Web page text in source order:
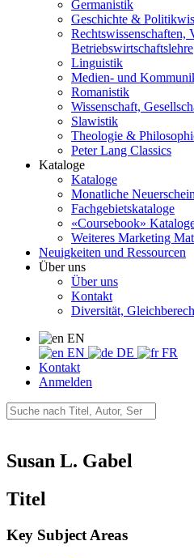
Germanistik
Geschichte &
Rechtswissenschaften,
Betriebswirtschaftslehre
Linguistik
Medien- und
Romanistik
Wissenschaft,
Slawistik
Theologie &
Peter Lang Classics
Kataloge
Kataloge
Monatliche
Fachgebietskataloge
«Coursebook»
Weiteres Marketing
Neuigkeiten und Ressourcen
Über uns
Über uns
Kontakt
Diversität,
EN
EN
DE
FR
Kontakt
Anmelden
Susan L. Gabel
Titel
Key Subject Areas